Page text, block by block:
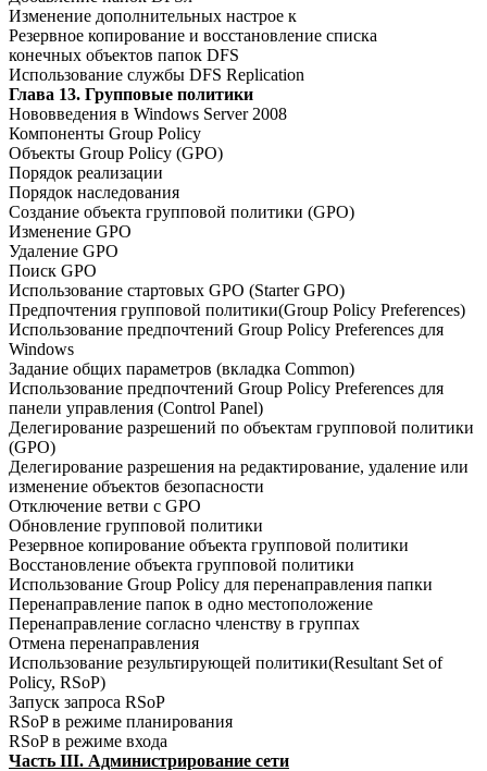
Изменение дополнительных настрое к
Резервное копирование и восстановление списка
конечных объектов папок DFS
Использование службы DFS Replication
Глава 13. Групповые политики
Нововведения в Windows Server 2008
Компоненты Group Policy
Объекты Group Policy (GPO)
Порядок реализации
Порядок наследования
Создание объекта групповой политики (GPO)
Изменение GPO
Удаление GPO
Поиск GPO
Использование стартовых GPO (Starter GPO)
Предпочтения групповой политики(Group Policy Preferences)
Использование предпочтений Group Policy Preferences для
Windows
Задание общих параметров (вкладка Common)
Использование предпочтений Group Policy Preferences для
панели управления (Control Panel)
Делегирование разрешений по объектам групповой политики
(GPO)
Делегирование разрешения на редактирование, удаление или
изменение объектов безопасности
Отключение ветви с GPO
Обновление групповой политики
Резервное копирование объекта групповой политики
Восстановление объекта групповой политики
Использование Group Policy для перенаправления папки
Перенаправление папок в одно местоположение
Перенаправление согласно членству в группах
Отмена перенаправления
Использование результирующей политики(Resultant Set of
Policy, RSoP)
Запуск запроса RSoP
RSoP в режиме планирования
RSoP в режиме входа
Часть III. Администрирование сети